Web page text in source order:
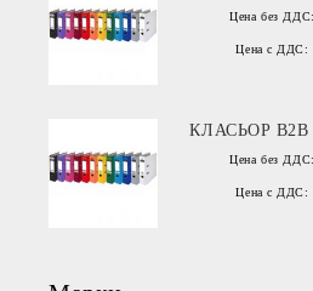
Цена без ДДС:
Цена с ДДС:
КЛАСЬОР B2B
Цена без ДДС:
Цена с ДДС: